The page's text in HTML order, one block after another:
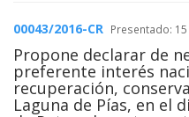
00043/2016-CR Presentado:
Propone declarar de
preferente interés
recuperación,
Laguna de Pías, en el